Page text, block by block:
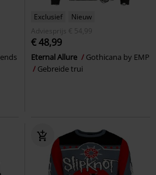
Exclusief
Nieuw
Adviesprijs
€ 54,99
€ 48,99
Eternal Allure
Gothicana by EMP
Gebreide trui